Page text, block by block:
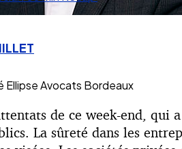
Ellipse Avocats Bordeaux
de ce week-end,
La sûreté dans les